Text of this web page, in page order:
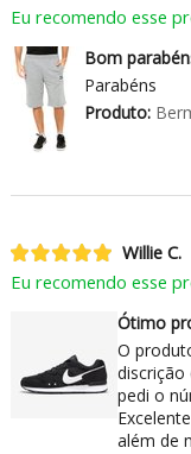
Eu recomendo esse
Bom
Parabéns
Produto:
Willie C.
Eu recomendo esse
Ótimo
O
discrição
pedi o
além de